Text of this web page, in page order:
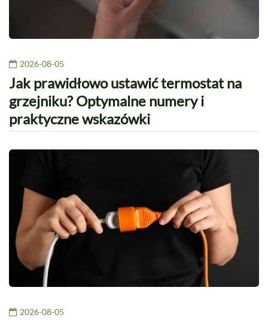
2026-08-05
Jak prawidłowo ustawić termostat na
grzejniku? Optymalne numery i
praktyczne wskazówki
2026-08-05